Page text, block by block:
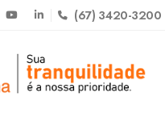
(67) 3420-3200